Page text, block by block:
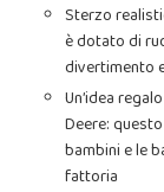
Sterzo
è dotato di
divertimento
Un’idea
Deere:
bambini e le
fattoria